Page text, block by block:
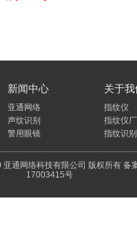
新闻中心
亚通网络
声纹识别
警用眼镜
关于我
指纹仪
指纹仪
指纹识
通网络科技有限公司 版权所有 备
17003415号